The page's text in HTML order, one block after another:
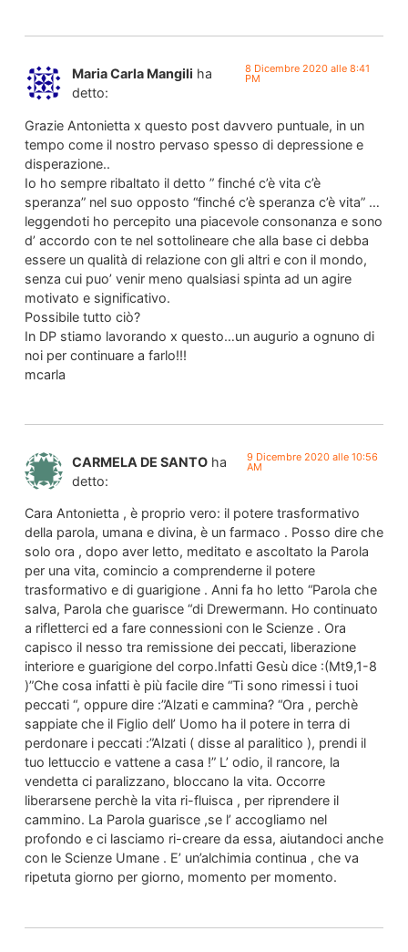
Maria Carla Mangili ha
detto:
8 Dicembre 2020 alle 8:41
PM
Grazie Antonietta x questo post davvero puntuale, in un
tempo come il nostro pervaso spesso di depressione e
disperazione..
Io ho sempre ribaltato il detto ” finché c’è vita c’è
speranza” nel suo opposto “finché c’è speranza c’è vita” …
leggendoti ho percepito una piacevole consonanza e sono
d’ accordo con te nel sottolineare che alla base ci debba
essere un qualità di relazione con gli altri e con il mondo,
senza cui puo’ venir meno qualsiasi spinta ad un agire
motivato e significativo.
Possibile tutto ciò?
In DP stiamo lavorando x questo…un augurio a ognuno di
noi per continuare a farlo!!!
mcarla
CARMELA DE SANTO ha
detto:
9 Dicembre 2020 alle 10:56
AM
Cara Antonietta , è proprio vero: il potere trasformativo
della parola, umana e divina, è un farmaco . Posso dire che
solo ora , dopo aver letto, meditato e ascoltato la Parola
per una vita, comincio a comprenderne il potere
trasformativo e di guarigione . Anni fa ho letto “Parola che
salva, Parola che guarisce “di Drewermann. Ho continuato
a rifletterci ed a fare connessioni con le Scienze . Ora
capisco il nesso tra remissione dei peccati, liberazione
interiore e guarigione del corpo.Infatti Gesù dice :(Mt9,1-8
)”Che cosa infatti è più facile dire “Ti sono rimessi i tuoi
peccati “, oppure dire :”Alzati e cammina? “Ora , perchè
sappiate che il Figlio dell’ Uomo ha il potere in terra di
perdonare i peccati :”Alzati ( disse al paralitico ), prendi il
tuo lettuccio e vattene a casa !” L’ odio, il rancore, la
vendetta ci paralizzano, bloccano la vita. Occorre
liberarsene perchè la vita ri-fluisca , per riprendere il
cammino. La Parola guarisce ,se l’ accogliamo nel
profondo e ci lasciamo ri-creare da essa, aiutandoci anche
con le Scienze Umane . E’ un’alchimia continua , che va
ripetuta giorno per giorno, momento per momento.